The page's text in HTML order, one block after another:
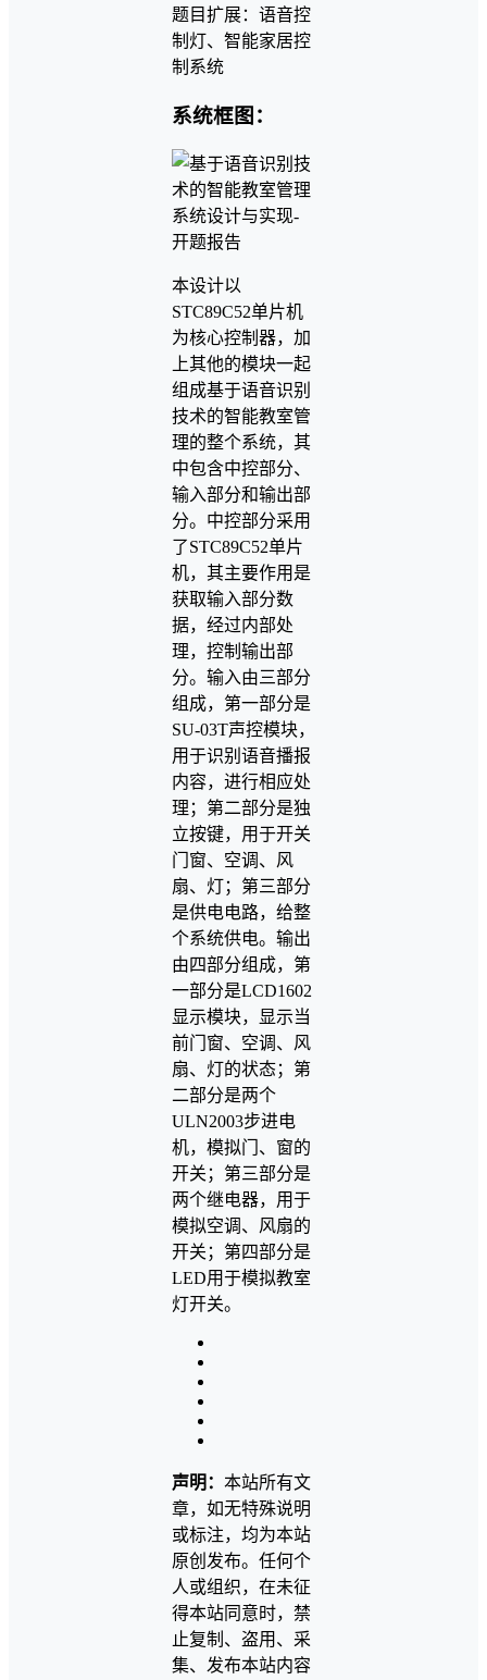
题目扩展：语音控
制灯、智能家居控
制系统
系统框图：
本设计以
STC89C52单片机
为核心控制器，加
上其他的模块一起
组成基于语音识别
技术的智能教室管
理的整个系统，其
中包含中控部分、
输入部分和输出部
分。中控部分采用
了STC89C52单片
机，其主要作用是
获取输入部分数
据，经过内部处
理，控制输出部
分。输入由三部分
组成，第一部分是
SU-03T声控模块，
用于识别语音播报
内容，进行相应处
理；第二部分是独
立按键，用于开关
门窗、空调、风
扇、灯；第三部分
是供电电路，给整
个系统供电。输出
由四部分组成，第
一部分是LCD1602
显示模块，显示当
前门窗、空调、风
扇、灯的状态；第
二部分是两个
ULN2003步进电
机，模拟门、窗的
开关；第三部分是
两个继电器，用于
模拟空调、风扇的
开关；第四部分是
LED用于模拟教室
灯开关。
声明： 本站所有文
章，如无特殊说明
或标注，均为本站
原创发布。任何个
人或组织，在未征
得本站同意时，禁
止复制、盗用、采
集、发布本站内容